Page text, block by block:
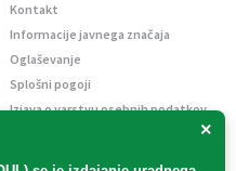
×
Kontakt
Informacije javnega značaja
Oglaševanje
Splošni pogoji
Izjava o varstvu osebnih podatkov